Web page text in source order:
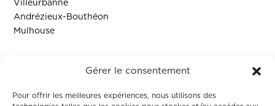
Gérer le consentement
Pour offrir les meilleures expériences, nous utilisons des
Villeurbanne
Andrézieux-Bouthéon
Mulhouse
Contact